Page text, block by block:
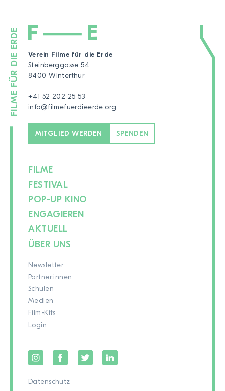
Verein Filme für die Erde
Steinberggasse 54
8400 Winterthur
+41 52 202 25 53
info@filmefuerdieerde.org
MITGLIED WERDEN SPENDEN
FILME
FESTIVAL
POP-UP KINO
ENGAGIEREN
AKTUELL
ÜBER UNS
Newsletter
Partner:innen
Schulen
Medien
Film-Kits
Login
Datenschutz